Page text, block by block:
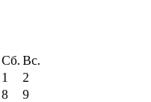
Сб. Вс.
1
2
8
9